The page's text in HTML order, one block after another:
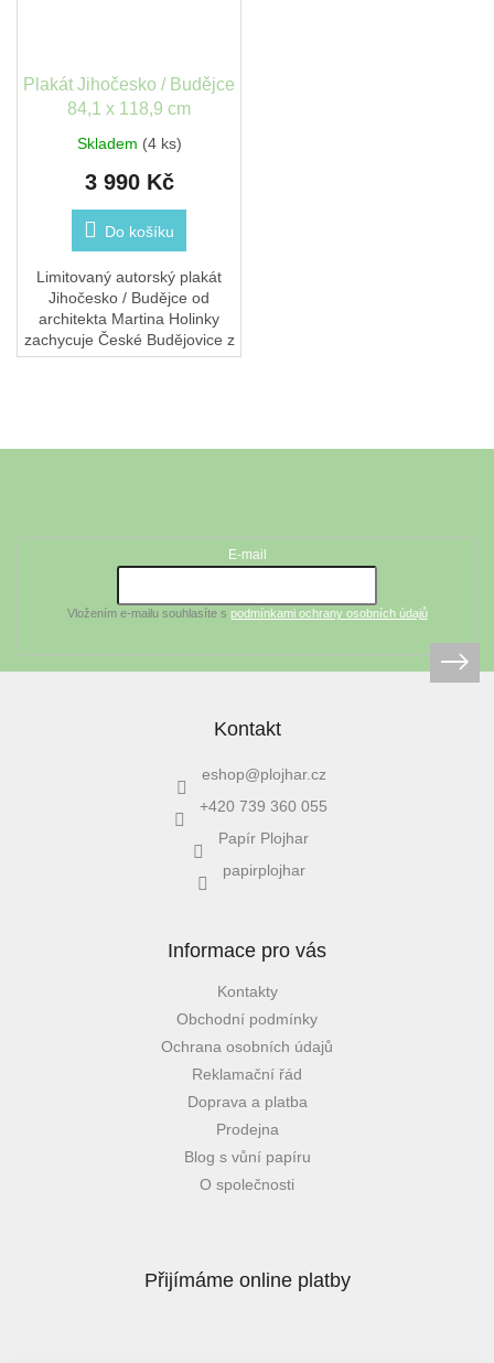
Plakát Jihočesko / Budějce
84,1 x 118,9 cm
Skladem (4 ks)
3 990 Kč
Do košíku
Limitovaný autorský plakát
Jihočesko / Budějce od
architekta Martina Holinky
zachycuje České Budějovice z
jedinečné perspektivy. Každý
E-mail
Vložením e-mailu souhlasíte s podmínkami ochrany osobních údajů
Kontakt
eshop@plojhar.cz
+420 739 360 055
Papír Plojhar
papirplojhar
Informace pro vás
Kontakty
Obchodní podmínky
Ochrana osobních údajů
Reklamační řád
Doprava a platba
Prodejna
Blog s vůní papíru
O společnosti
Přijímáme online platby